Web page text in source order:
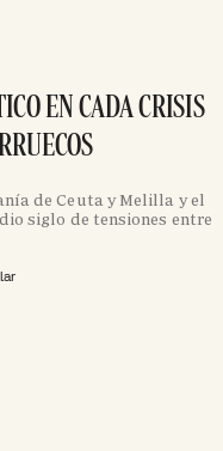
EN CADA CRISIS
de Ceuta y Melilla y el
siglo de tensiones entre